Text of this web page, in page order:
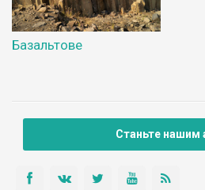
Базальтове
Станьте нашим